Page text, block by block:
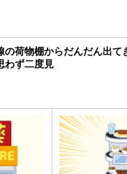
の荷物棚からだんだん出て
わず二度見